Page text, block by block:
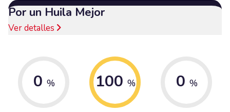
Por un Huila Mejor
Ver detalles
0 % 100 % 0 %